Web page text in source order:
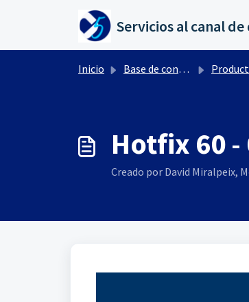
Inicio Base de conocimientos Producto -
Hotfix 60 -
Creado por David Miralpeix,